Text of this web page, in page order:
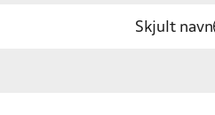
Skjult navn